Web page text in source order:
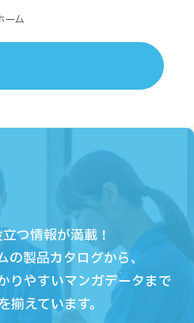
ーム
つ情報が満載！
製品カタログから、
りやすいマンガデータまで
揃えています。